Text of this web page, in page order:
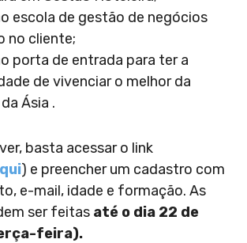
escola de gestão de negócios
no cliente;
porta de entrada para ter a
de vivenciar o melhor da
Ásia .
basta acessar o link
) e preencher um cadastro com
e-mail, idade e formação. As
ser feitas até o dia 22 de
feira).